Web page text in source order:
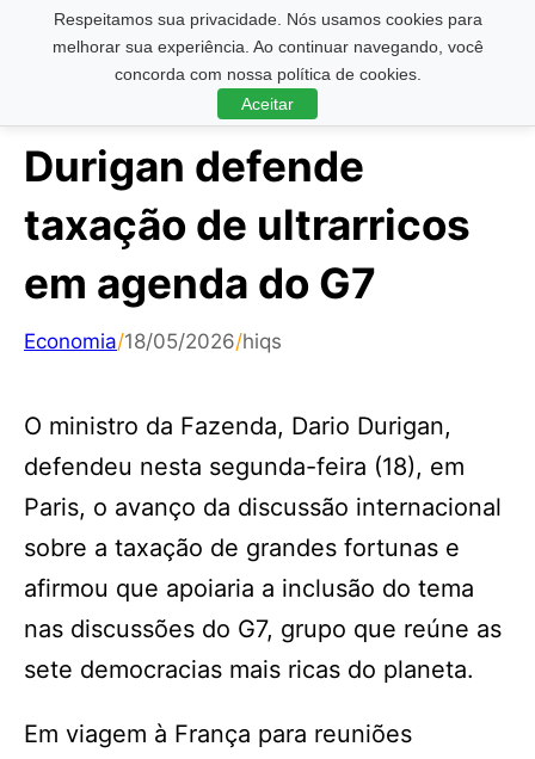
Respeitamos sua privacidade. Nós usamos cookies para
melhorar sua experiência. Ao continuar navegando, você
concorda com nossa política de cookies.
Aceitar
Pesquisar ...
Durigan defende
taxação de ultrarricos
em agenda do G7
Economia/18/05/2026/hiqs
O ministro da Fazenda, Dario Durigan,
defendeu nesta segunda-feira (18), em
Paris, o avanço da discussão internacional
sobre a taxação de grandes fortunas e
afirmou que apoiaria a inclusão do tema
nas discussões do G7, grupo que reúne as
sete democracias mais ricas do planeta.
Em viagem à França para reuniões